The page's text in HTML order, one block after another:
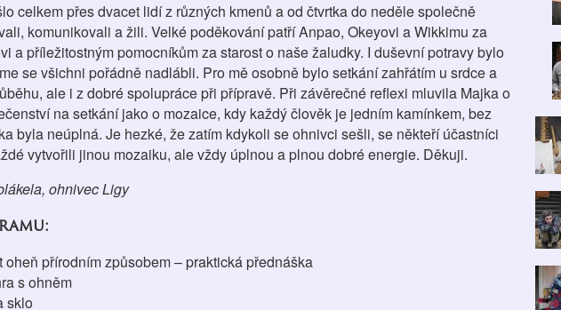
celkem přes dvacet lidí z různých kmenů a od čtvrtka do neděle společně
komunikovali a žili. Velké poděkování patří Anpao, Okeyovi a Wikkimu za
a příležitostným pomocníkům za starost o naše žaludky. I duševní potravy bylo
se všichni pořádně nadlábli. Pro mě osobně bylo setkání zahřátím u srdce a
ale i z dobré spolupráce při přípravě. Při závěrečné reflexi mluvila Majka o
na setkání jako o mozaice, kdy každý člověk je jedním kamínkem, bez
byla neúplná. Je hezké, že zatím kdykoli se ohnivci sešli, se někteří účastníci
vytvořili jinou mozaiku, ale vždy úplnou a plnou dobré energie. Děkuji.
ohnivec Ligy
oheň přírodním způsobem – praktická přednáška
s ohněm
sklo